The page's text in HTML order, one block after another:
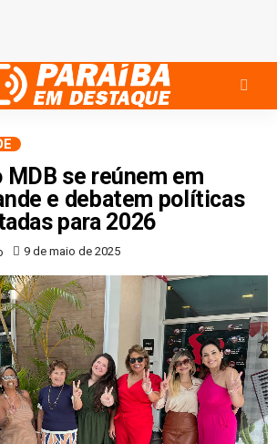
MDB se reúnem em
e debatem políticas
para 2026
9 de maio de 2025